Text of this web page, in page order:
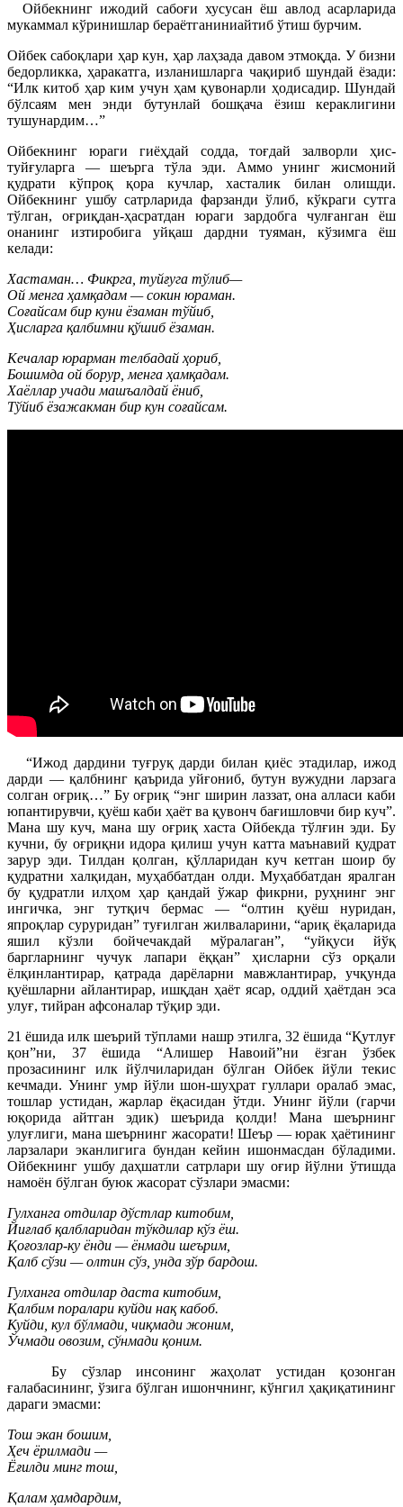
Ойбекнинг ижодий сабоғи хусусан ёш авлод асарларида
мукаммал кўринишлар бераётганиниайтиб ўтиш бурчим.
Ойбек сабоқлари ҳар кун, ҳар лаҳзада давом этмоқда. У бизни
бедорликка, ҳаракатга, изланишларга чақириб шундай ёзади:
“Илк китоб ҳар ким учун ҳам қувонарли ҳодисадир. Шундай
бўлсаям мен энди бутунлай бошқача ёзиш кераклигини
тушунардим…”
Ойбекнинг юраги гиёҳдай содда, тоғдай залворли ҳис-
туйғуларга — шеърга тўла эди. Аммо унинг жисмоний
қудрати кўпроқ қора кучлар, хасталик билан олишди.
Ойбекнинг ушбу сатрларида фарзанди ўлиб, кўкраги сутга
тўлган, оғриқдан-ҳасратдан юраги зардобга чулғанган ёш
онанинг изтиробига уйқаш дардни туяман, кўзимга ёш
келади:
Хастаман… Фикрга, туйғуга тўлиб—
Ой менга ҳамқадам — сокин юраман.
Соғайсам бир куни ёзаман тўйиб,
Ҳисларга қалбимни қўшиб ёзаман.
Кечалар юрарман телбадай ҳориб,
Бошимда ой борур, менга ҳамқадам.
Хаёллар учади машъалдай ёниб,
Тўйиб ёзажакман бир кун соғайсам.
“Ижод дардини туғруқ дарди билан қиёс этадилар, ижод
дарди — қалбнинг қаърида уйғониб, бутун вужудни ларзага
солган оғриқ…” Бу оғриқ “энг ширин лаззат, она алласи каби
юпантирувчи, қуёш каби ҳаёт ва қувонч бағишловчи бир куч”.
Мана шу куч, мана шу оғриқ хаста Ойбекда тўлғин эди. Бу
кучни, бу оғриқни идора қилиш учун катта маънавий қудрат
зарур эди. Тилдан қолган, қўлларидан куч кетган шоир бу
қудратни халқидан, муҳаббатдан олди. Муҳаббатдан яралган
бу қудратли илҳом ҳар қандай ўжар фикрни, руҳнинг энг
ингичка, энг тутқич бермас — “олтин қуёш нуридан,
япроқлар суруридан” туғилган жилваларини, “ариқ ёқаларида
яшил кўзли бойчечакдай мўралаган”, “уйқуси йўқ
баргларнинг чучук лапари ёққан” ҳисларни сўз орқали
ёлқинлантирар, қатрада дарёларни мавжлантирар, учқунда
қуёшларни айлантирар, ишқдан ҳаёт ясар, оддий ҳаётдан эса
улуғ, тийран афсоналар тўқир эди.
21 ёшида илк шеърий тўплами нашр этилга, 32 ёшида “Қутлуғ
қон”ни, 37 ёшида “Алишер Навоий”ни ёзган ўзбек
прозасининг илк йўлчиларидан бўлган Ойбек йўли текис
кечмади. Унинг умр йўли шон-шуҳрат гуллари оралаб эмас,
тошлар устидан, жарлар ёқасидан ўтди. Унинг йўли (гарчи
юқорида айтган эдик) шеърида қолди! Мана шеърнинг
улуғлиги, мана шеърнинг жасорати! Шеър — юрак ҳаётининг
ларзалари эканлигига бундан кейин ишонмасдан бўладими.
Ойбекнинг ушбу даҳшатли сатрлари шу оғир йўлни ўтишда
намоён бўлган буюк жасорат сўзлари эмасми:
Гулханга отдилар дўстлар китобим,
Йиғлаб қалбларидан тўкдилар кўз ёш.
Қоғозлар-ку ёнди — ёнмади шеърим,
Қалб сўзи — олтин сўз, унда зўр бардош.
Гулханга отдилар даста китобим,
Қалбим поралари куйди нақ кабоб.
Куйди, кул бўлмади, чиқмади жоним,
Ўчмади овозим, сўнмади қоним.
Бу сўзлар инсонинг жаҳолат устидан қозонган
ғалабасининг, ўзига бўлган ишончнинг, кўнгил ҳақиқатининг
дараги эмасми:
Тош экан бошим,
Ҳеч ёрилмади —
Ёғилди минг тош,
Қалам ҳамдардим,